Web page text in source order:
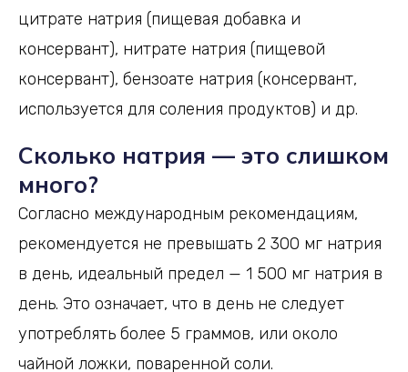
цитрате натрия (пищевая добавка и
консервант), нитрате натрия (пищевой
консервант), бензоате натрия (консервант,
используется для соления продуктов) и др.
Сколько натрия — это слишком
много?
Согласно международным рекомендациям,
рекомендуется не превышать 2 300 мг натрия
в день, идеальный предел — 1 500 мг натрия в
день. Это означает, что в день не следует
употреблять более 5 граммов, или около
чайной ложки, поваренной соли.